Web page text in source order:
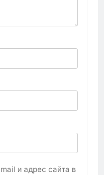
и адрес сайта в